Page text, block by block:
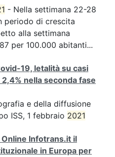
- Nella settimana 22-28
periodo di crescita
alla settimana
per 100.000 abitanti...
19, letalità su casi
nella seconda fase
e della diffusione
ISS, 1 febbraio 2021
Infotrans.it il
in Europa per